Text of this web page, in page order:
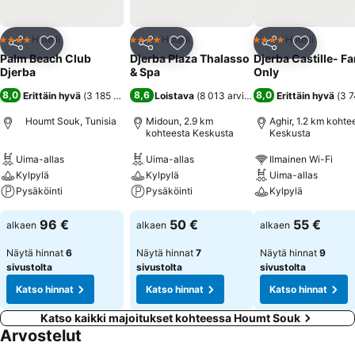
Jaa Lisää suosikkeihin
4 Tähtiluokitus
Hotelli
Palm Beach Club
Djerba
8,0 Erittäin hyvä (3 185 arviota)
Houmt Souk, Tunisia
Uima-allas
Kylpylä
Pysäköinti
alkaen 96 €
Näytä hinnat 6
sivustolta
Katso hinnat
Jaa Lisää suosikkeihin
4 Tähtiluokitus
Hotelli
Djerba Plaza Thalasso
& Spa
8,6 Loistava (8 013 arviota)
Midoun, 2.9 km
kohteesta Keskusta
Uima-allas
Kylpylä
Pysäköinti
alkaen 50 €
Näytä hinnat 7
sivustolta
Katso hinnat
Jaa Lisää
4 Tähtiluokitus
Hotelli
Djerba Castille-
Only
8,0 Erittäin hyvä (3
Aghir, 1.2 km
Keskusta
Ilmainen Wi-Fi
Uima-allas
Kylpylä
alkaen 55 €
Näytä hinnat 9
sivustolta
Katso hinnat
Katso kaikki majoitukset kohteessa Houmt Souk
Arvostelut